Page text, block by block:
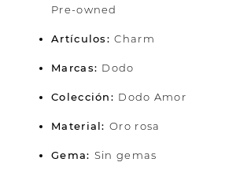
Pre-owned
Artículos:Charm
Marcas: Dodo
Colección: Dodo Amor
Material: Oro rosa
Gema: Sin gemas